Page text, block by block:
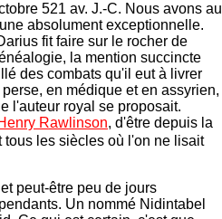
521 av. J.-C. Nous avons au
absolument exceptionnelle.
fit faire sur le rocher de
la mention succincte
des combats qu'il eut à livrer
en médique et en assyrien,
l'auteur royal se proposait.
Rawlinson, d'être depuis la
les siècles où l'on ne lisait
peut-être peu de jours
Un nommé Nidintabel